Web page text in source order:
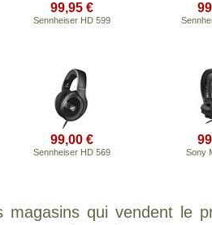
99,95 €
Sennheiser HD 599
99,00 €
Sennheiser HD 569 Sony
magasins qui vendent le